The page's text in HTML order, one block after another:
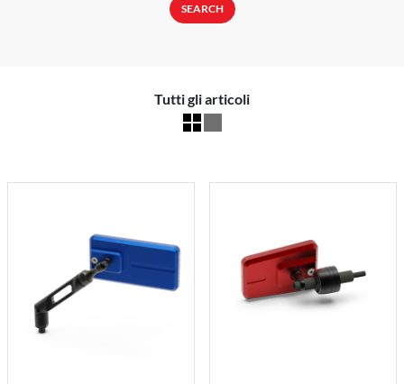
SEARCH
Tutti gli articoli